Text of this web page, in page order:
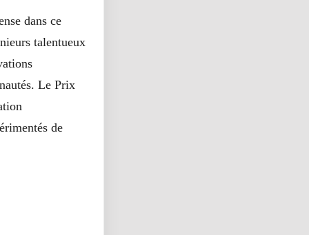
dans ce
talentueux
Le Prix
de